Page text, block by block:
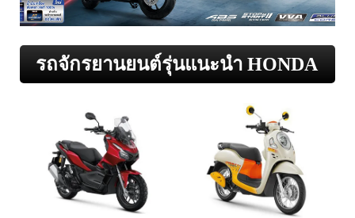
รถจักรยานยนต์รุ่นแนะนำ HONDA